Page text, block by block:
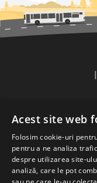
Acest site web
Folosim cookie-uri
pentru a ne analiza
despre utilizarea site-
analiză, care le pot